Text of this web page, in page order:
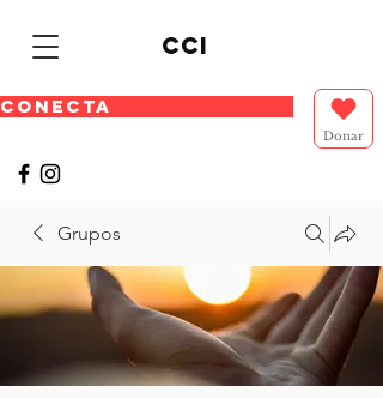
cci
CONECTA
Donar
Grupos